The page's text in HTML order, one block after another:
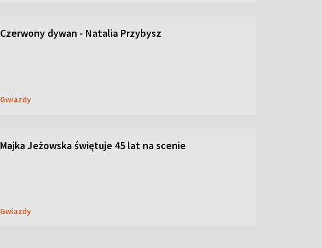
Czerwony dywan - Natalia Przybysz
Gwiazdy
Majka Jeżowska świętuje 45 lat na scenie
Gwiazdy